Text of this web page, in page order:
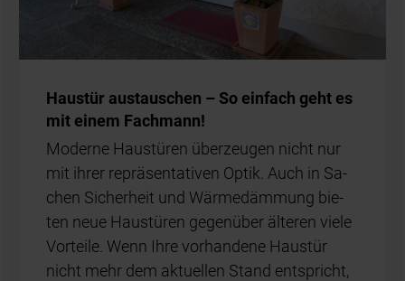
Haus­tür aus­tau­schen – So ein­fach geht es
mit ei­nem Fach­mann!
Mo­der­ne Haus­tü­ren über­zeu­gen nicht nur
mit ih­rer re­prä­sen­ta­ti­ven Op­tik. Auch in Sa­
chen Si­cher­heit und Wär­me­däm­mung bie­
ten neue Haus­tü­ren ge­gen­über äl­te­ren vie­le
Vor­tei­le. Wenn Ihre vor­han­de­ne Haus­tür
nicht mehr dem ak­tu­el­len Stand ent­spricht,